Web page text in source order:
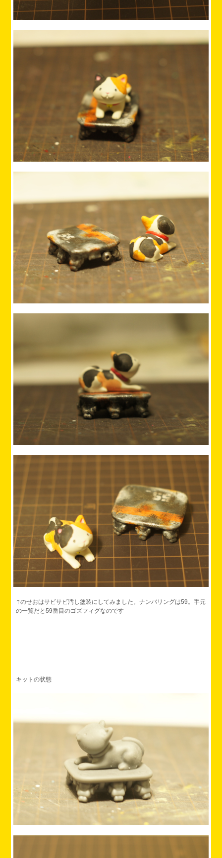
↑のせおはサビサビ汚し塗装にしてみました。ナンバリングは59。手元
の一覧だと59番目のゴズフィグなのです
キットの状態